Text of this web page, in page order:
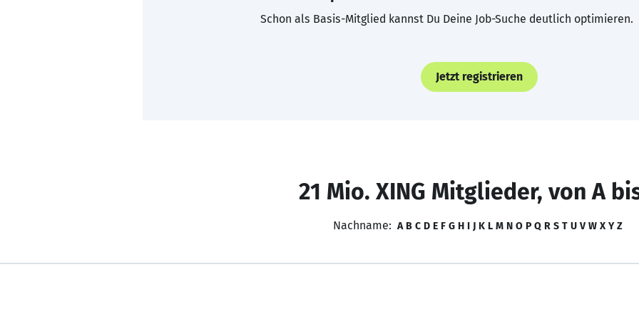
Schon als Basis-Mitglied kannst Du Deine Job-Suche deutlich optimieren.
Jetzt registrieren
21 Mio. XING Mitglieder, von A
Nachname: A B C D E F G H I J K L M N O P Q R S T U V W X Y Z